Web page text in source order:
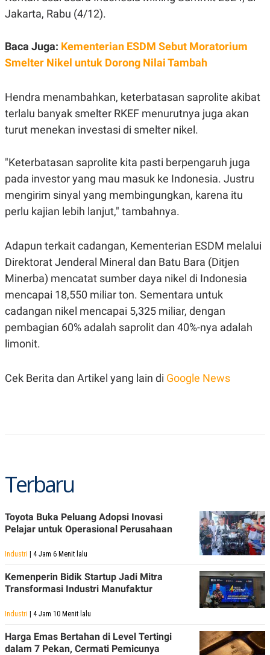
Jakarta, Rabu (4/12).
Baca Juga: Kementerian ESDM Sebut Moratorium
Smelter Nikel untuk Dorong Nilai Tambah
Hendra menambahkan, keterbatasan saprolite akibat
terlalu banyak smelter RKEF menurutnya juga akan
turut menekan investasi di smelter nikel.
"Keterbatasan saprolite kita pasti berpengaruh juga
pada investor yang mau masuk ke Indonesia. Justru
mengirim sinyal yang membingungkan, karena itu
perlu kajian lebih lanjut," tambahnya.
Adapun terkait cadangan, Kementerian ESDM melalui
Direktorat Jenderal Mineral dan Batu Bara (Ditjen
Minerba) mencatat sumber daya nikel di Indonesia
mencapai 18,550 miliar ton. Sementara untuk
cadangan nikel mencapai 5,325 miliar, dengan
pembagian 60% adalah saprolit dan 40%-nya adalah
limonit.
Cek Berita dan Artikel yang lain di Google News
Terbaru
Toyota Buka Peluang Adopsi Inovasi
Pelajar untuk Operasional Perusahaan
Industri | 4 Jam 6 Menit lalu
Kemenperin Bidik Startup Jadi Mitra
Transformasi Industri Manufaktur
Industri | 4 Jam 10 Menit lalu
Harga Emas Bertahan di Level Tertingi
dalam 7 Pekan, Cermati Pemicunya